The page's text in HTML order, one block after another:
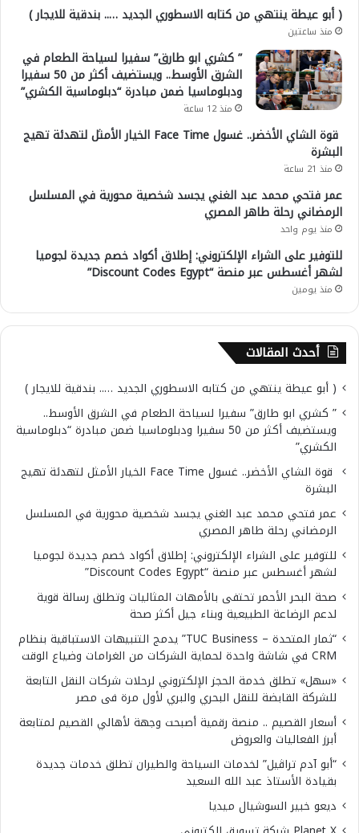
( أبو عيطة ينتهي من كتابه الاسطوري الجديد ….. بندقية للايجار )
منذ ساعتين
” كشري ابو طارق” سفيرا لسياحة الطعام في
الشرق الأوسط.. ويستضيف أكثر من 50 سفيرا
ودبلوماسيا ضمن مبادرة “دبلوماسية الكشري”
منذ 12 ساعة
قوة الشاي الأخضر.. غسول Face Time الخيار الأمثل لتهدئة تهيج
البشرة
منذ 21 ساعة
عمر فتحي محمد عبد الغني يجسد شخصية محورية في المسلسل
الرمضاني رحلة طاهر المصري
منذ يوم واحد
للتوفير على الشراء الإلكتروني: إطلاق أكواد خصم جديدة لجوميا
لشهر أغسطس عبر منصة “Discount Codes Egypt”
منذ يومين
أحدث المقالات
( أبو عيطة ينتهي من كتابه الاسطوري الجديد ….. بندقية للايجار )
” كشري ابو طارق” سفيرا لسياحة الطعام في الشرق الأوسط..
ويستضيف أكثر من 50 سفيرا ودبلوماسيا ضمن مبادرة “دبلوماسية
الكشري”
قوة الشاي الأخضر.. غسول Face Time الخيار الأمثل لتهدئة تهيج
البشرة
عمر فتحي محمد عبد الغني يجسد شخصية محورية في المسلسل
الرمضاني رحلة طاهر المصري
للتوفير على الشراء الإلكتروني: إطلاق أكواد خصم جديدة لجوميا
لشهر أغسطس عبر منصة “Discount Codes Egypt”
صحة البحر الأحمر تحتفى بالأمهات المثاليات وتطلق رسالة قوية
لدعم الرضاعة الطبيعية وبناء جيل أكثر صحة
“ثمار المتحدة – TUC Business” يدمج التنبيهات الاستباقية بنظام
CRM في شاشة واحدة لحماية الشركات من الغرامات وضياع الوقت
«سهل» تطلق خدمة الحجز الإلكتروني لرحلات شركات النقل التابعة
للشركة القابضة للنقل البحري والبري لأول مرة فى مصر
أسعار القصيم .. منصة رقمية أصبحت وجهة لأهالي القصيم لمتابعة
أبرز الفعاليات والعروض
“أبو آدم تراڤيل” لخدمات السياحة والطيران تطلق خدمات جديدة
بقيادة الأستاذ عبد الله السعيد
ديعو خبير السوشيال ميديا